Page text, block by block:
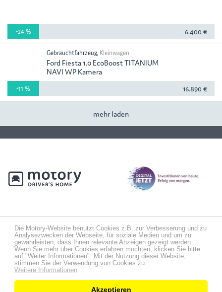
Die Motory-Website benutzt Cookies z.B. zur Verbesserung und zu
Analysezwecken der Webseite, für soziale Medien und um zu
gewährleisten, dass Ihnen relevante Anzeigen gezeigt werden.
Wenn Sie mehr über Cookies erfahren möchten, klicken Sie bitte
auf "Weiter Informationen". Mit der Nutzung dieser Website,
stimmen Sie der Verwendung von Cookies zu.
Weitere Informationen
Akzeptieren
-24 % 6.400 €
-11 %
Gebrauchtfahrzeug, Kleinwagen
Ford Fiesta 1.0 EcoBoost TITANIUM
NAVI WP Kamera
16.890 €
mehr laden
Presse Impressum Verhaltensregeln Datenschutz